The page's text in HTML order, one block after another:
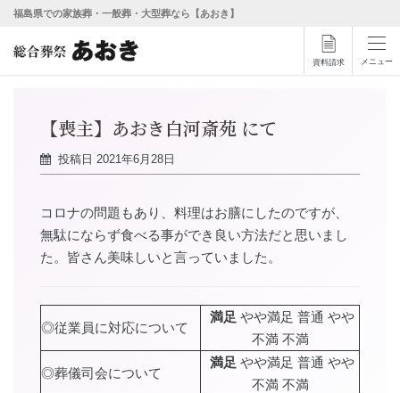
福島県での家族葬・一般葬・大型葬なら【あおき】
資料請求 メニュー
【喪主】あおき白河斎苑 にて
投稿日 2021年6月28日
コロナの問題もあり、料理はお膳にしたのですが、
無駄にならず食べる事ができ良い方法だと思いまし
た。皆さん美味しいと言っていました。
◎従業員に対応について
満足 やや満足 普通 やや
不満 不満
◎葬儀司会について
満足 やや満足 普通 やや
不満 不満